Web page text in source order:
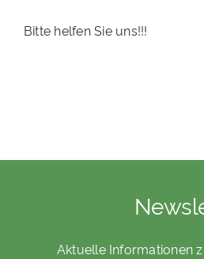
Bitte helfen Sie uns!!!
Aktuelle Informationen